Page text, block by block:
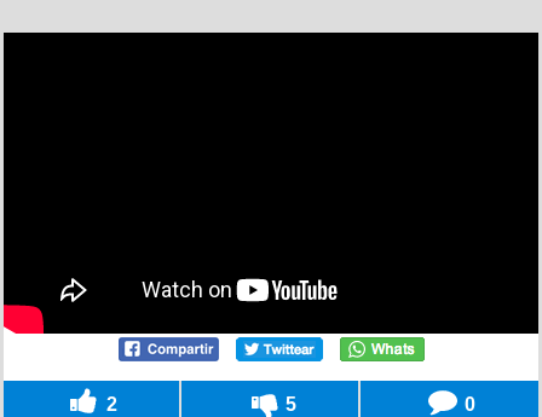
2 5 0